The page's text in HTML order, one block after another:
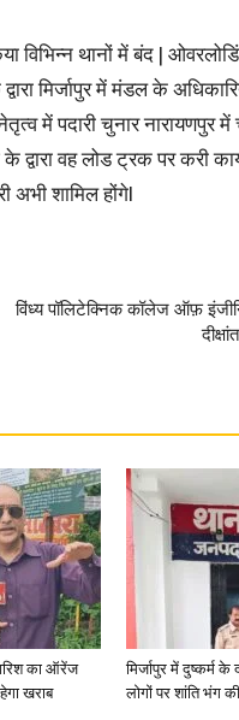
थानों में बंद |
मिर्जापुर में मंडल के
में पदारी चुनार नारायणपुर
वह लोड ट्रक पर करी
अभी शामिल होंगेl
विंध्य पॉलिटेक्निक कॉलेज ऑफ़
का ऑरेंज
खराब
मिर्जापुर में दुष्कर्म के
लोगों पर शांति भंग की